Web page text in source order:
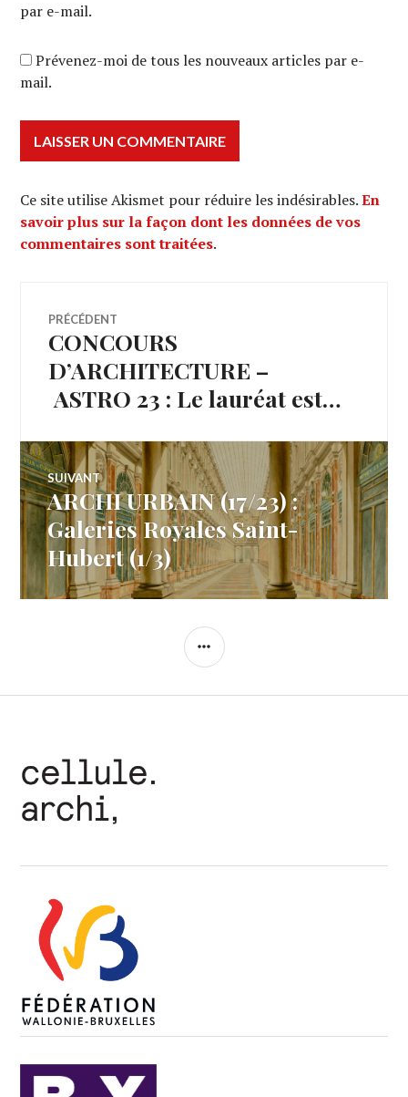
par e-mail.
Prévenez-moi de tous les nouveaux articles par e-
mail.
Ce site utilise Akismet pour réduire les indésirables.En
savoir plus sur la façon dont les données de vos
commentaires sont traitées.
Navigation
de
l’article
PRÉCÉDENT
Article
précédent :
CONCOURS
D’ARCHITECTURE –
ASTRO 23 : Le lauréat est…
SUIVANT
Article
Suivant:
ARCHI URBAIN (17/23) :
Galeries Royales Saint-
Hubert (1/3)
COLONNE